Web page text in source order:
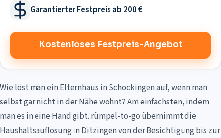
Garantierter Festpreis ab 200 €
Kostenloses Festpreis-Angebot
Wie löst man ein Elternhaus in Schöckingen auf, wenn man
selbst gar nicht in der Nähe wohnt? Am einfachsten, indem
man es in eine Hand gibt. rümpel-to-go übernimmt die
Haushaltsauflösung in Ditzingen von der Besichtigung bis zur